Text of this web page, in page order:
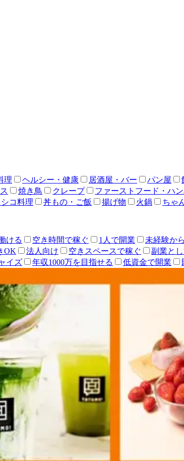
理 ヘルシー・健康 居酒屋・バー パン屋
焼き鳥 クレープ ファーストフード・ハ
シコ料理 丼もの・ご飯 揚げ物 火鍋 ちゃ
ける 空き時間で稼ぐ 1人で開業 未経験か
OK 法人向け 空きスペースで稼ぐ 副業と
イズ 年収1000万を目指せる 低資金で開業